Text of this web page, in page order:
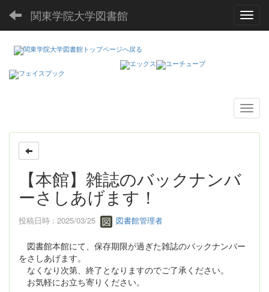
関東学院大学図書館
【本館】雑誌のバックナンバ
ーさしあげます！
投稿日時 : 2025/03/25 図書館管理者
図書館本館にて、保存期限が過ぎた雑誌のバックナンバー
をさしあげます。
なくなり次第、終了となりますのでご了承ください。
お気軽にお立ち寄りください。